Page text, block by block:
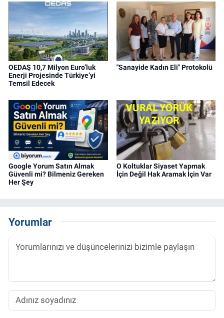
OEDAŞ 10,7 Milyon Euro’luk
Enerji Projesinde Türkiye’yi
Temsil Edecek
"Sanayide Kadın Eli" Protokolü
Google Yorum Satın Almak
Güvenli mi? Bilmeniz Gereken
Her Şey
O Koltuklar Siyaset Yapmak
İçin Değil Hak Aramak İçin Var
Yorumlar